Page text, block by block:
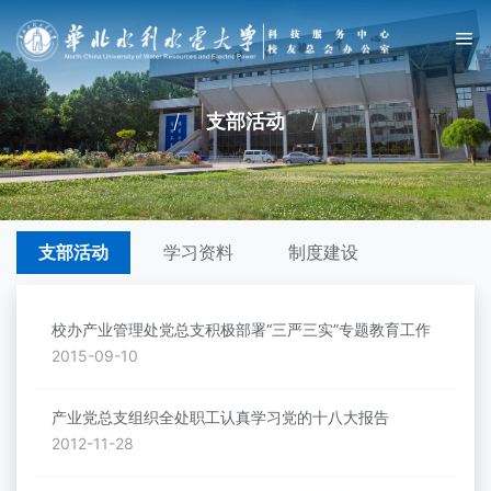
/ 支部活动 /
支部活动 学习资料 制度建设
校办产业管理处党总支积极部署“三严三实”专题教育工作
2015-09-10
产业党总支组织全处职工认真学习党的十八大报告
2012-11-28